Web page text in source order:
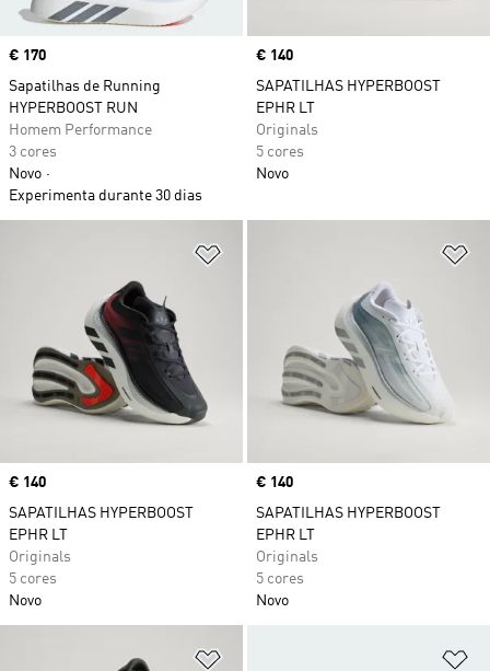
Price
€ 170
Sapatilhas de Running
HYPERBOOST RUN
Homem Performance
3 cores
Novo
Experimenta durante 30 dias
Price
€ 140
SAPATILHAS HYPERBOOST
EPHR LT
Originals
5 cores
Novo
Adicionar à Lista de Desejos
Price
€ 140
SAPATILHAS HYPERBOOST
EPHR LT
Originals
5 cores
Novo
Price
€ 140
SAPATILHAS HYPERBOOST
EPHR LT
Originals
5 cores
Novo